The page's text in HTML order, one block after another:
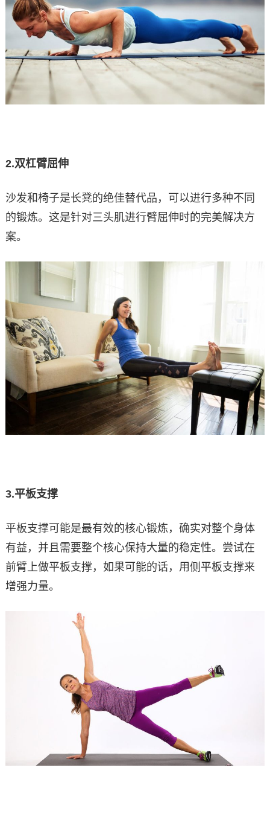
2.双杠臂屈伸
沙发和椅子是长凳的绝佳替代品，可以进行多种不同
的锻炼。这是针对三头肌进行臂屈伸时的完美解决方
案。
3.平板支撑
平板支撑可能是最有效的核心锻炼，确实对整个身体
有益，并且需要整个核心保持大量的稳定性。尝试在
前臂上做平板支撑，如果可能的话，用侧平板支撑来
增强力量。